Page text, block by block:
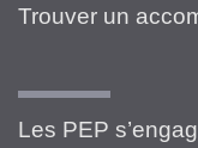
Trouver un
Les PEP